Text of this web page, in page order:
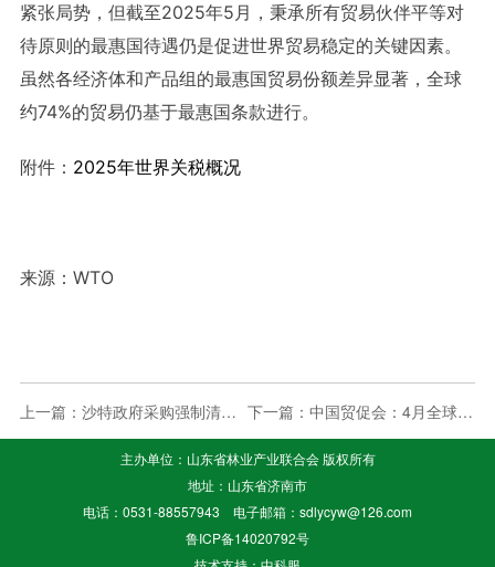
紧张局势，但截至2025年5月，秉承所有贸易伙伴平等对
待原则的最惠国待遇仍是促进世界贸易稳定的关键因素。
虽然各经济体和产品组的最惠国贸易份额差异显著，全球
约74%的贸易仍基于最惠国条款进行。
附件： 2025年世界关税概况
来源：WTO
上一篇： 沙特政府采购强制清单新增105种本地产品 下一篇： 中国贸促会：4月全球经贸摩擦措施涉及金额...
主办单位：山东省林业产业联合会 版权所有
地址：山东省济南市
电话：0531-88557943 电子邮箱：sdlycyw@126.com
鲁ICP备14020792号